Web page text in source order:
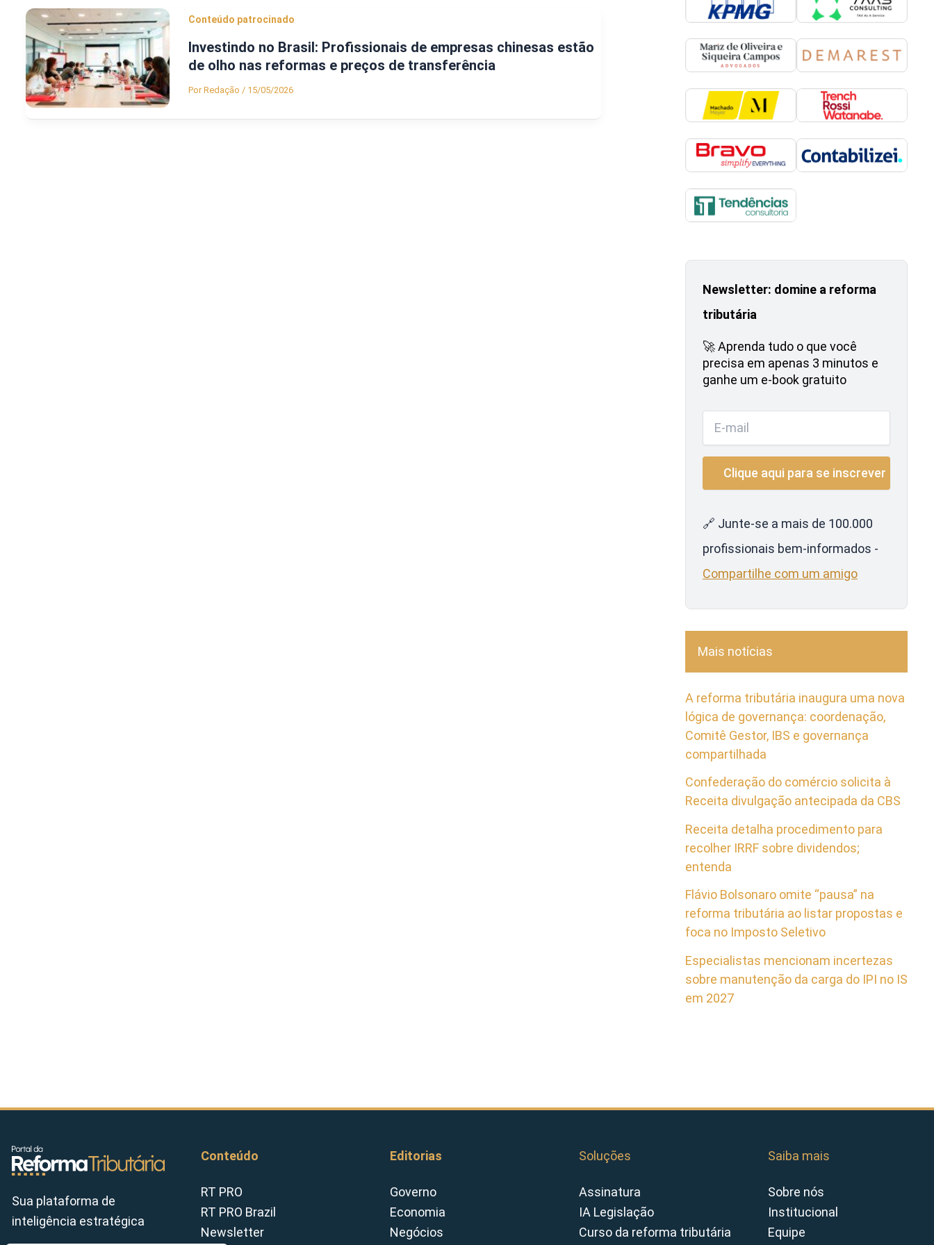
Conteúdo patrocinado
Investindo no Brasil: Profissionais de empresas chinesas estão
de olho nas reformas e preços de transferência
PorRedação / 15/05/2026
Newsletter: domine a reforma
tributária
🚀 Aprenda tudo o que você
precisa em apenas 3 minutos e
ganhe um e-book gratuito
🔗 Junte-se a mais de 100.000
profissionais bem-informados -
Compartilhe com um amigo
Mais notícias
A reforma tributária inaugura uma nova
lógica de governança: coordenação,
Comitê Gestor, IBS e governança
compartilhada
Confederação do comércio solicita à
Receita divulgação antecipada da CBS
Receita detalha procedimento para
recolher IRRF sobre dividendos;
entenda
Flávio Bolsonaro omite “pausa” na
reforma tributária ao listar propostas e
foca no Imposto Seletivo
Especialistas mencionam incertezas
sobre manutenção da carga do IPI no IS
em 2027
Sua plataforma de
inteligência estratégica
Conteúdo
RT PRO
RT PRO Brazil
Newsletter
Editorias
Governo
Economia
Negócios
Soluções
Assinatura
IA Legislação
Curso da reforma tributária
Saiba mais
Sobre nós
Institucional
Equipe